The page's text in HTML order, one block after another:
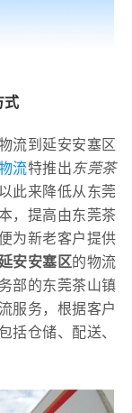
式
流到延安安塞区
流特推出东莞茶
此来降低从东莞
，提高由东莞茶
为新老客户提供
安安塞区的物流
部的东莞茶山镇
服务，根据客户
括仓储、配送、